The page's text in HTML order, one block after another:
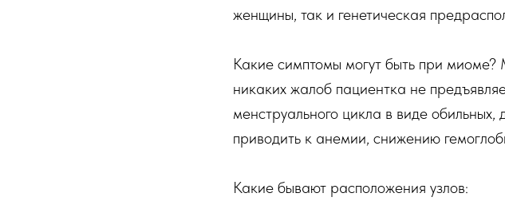
женщины, так и генетическая
Какие симптомы могут быть при миоме?
никаких жалоб пациентка не
менструального цикла в виде
приводить к анемии, снижению
Какие бывают расположения узлов: